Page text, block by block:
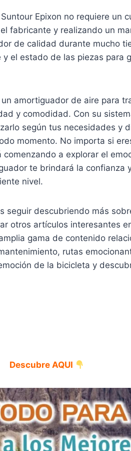
Epixon no requiere un
fabricante y realizando un
de calidad durante mucho
el estado de las piezas para
amortiguador de aire para
y comodidad. Con su
según tus necesidades y
momento. No importa si
a explorar el
te brindará la confianza
nivel.
seguir descubriendo más
otros artículos interesantes
gama de contenido
rutas
de la bicicleta y
Descubre AQUI